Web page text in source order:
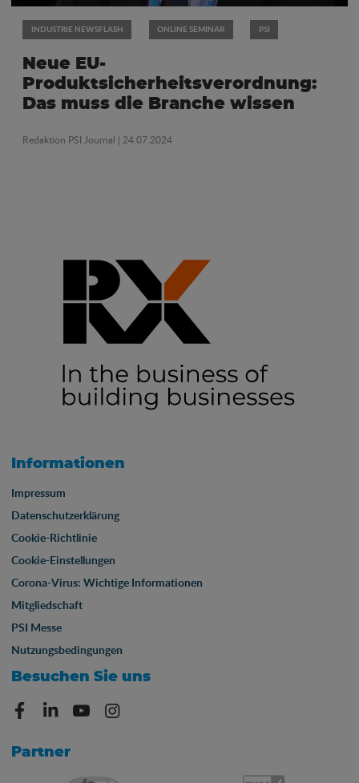
INDUSTRIE NEWSFLASH ONLINE SEMINAR PSI
Neue EU-
Produktsicherheitsverordnung:
Das muss die Branche wissen
Redaktion PSI Journal | 24.07.2024
Informationen
Impressum
Datenschutzerklärung
Cookie-Richtlinie
Cookie-Einstellungen
Corona-Virus: Wichtige Informationen
Mitgliedschaft
PSI Messe
Nutzungsbedingungen
Besuchen Sie uns
Partner